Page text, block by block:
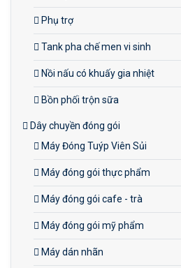
Phụ trợ
Tank pha chế men vi sinh
Nồi nấu có khuấy gia nhiệt
Bồn phối trộn sữa
Dây chuyền đóng gói
Máy Đóng Tuýp Viên Sủi
Máy đóng gói thực phẩm
Máy đóng gói cafe - trà
Máy đóng gói mỹ phẩm
Máy dán nhãn